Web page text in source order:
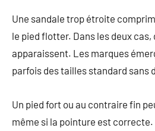
Une sandale trop étroite
le pied flotter. Dans les deux
apparaissent. Les marques
parfois des tailles standard sans
Un pied fort ou au contraire fin
même si la pointure est correcte.